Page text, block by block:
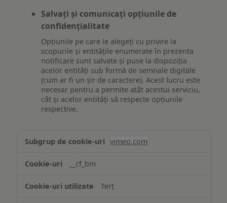
Salvați și comunicați opțiunile de
confidențialitate
Opțiunile pe care le alegeți cu privire la
scopurile și entitățile enumerate în prezenta
notificare sunt salvate și puse la dispoziția
acelor entități sub formă de semnale digitale
(cum ar fi un șir de caractere). Acest lucru este
necesar pentru a permite atât acestui serviciu,
cât și acelor entități să respecte opțiunile
respective.
Asigurarea
funcționalităților
website-
ului
vimeo.com
__cf_bm
Terț